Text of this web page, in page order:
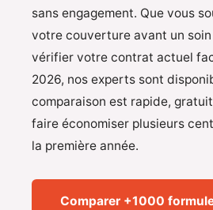
sans engagement. Que vous
votre couverture avant un
vérifier votre contrat actuel
2026, nos experts sont
comparaison est rapide,
faire économiser plusieurs
la première année.
Comparer +1000